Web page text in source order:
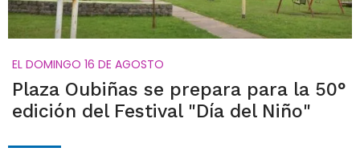
EL DOMINGO 16 DE AGOSTO
Plaza Oubiñas se prepara para la 50°
edición del Festival "Día del Niño"